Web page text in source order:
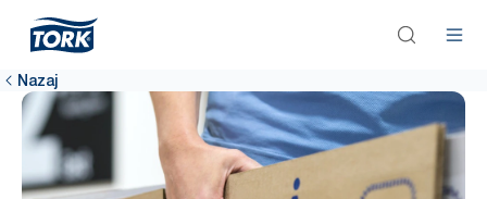
Nazaj